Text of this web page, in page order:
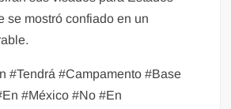
se mostró confiado en un
#Tendrá #Campamento #Base
#México #No #En